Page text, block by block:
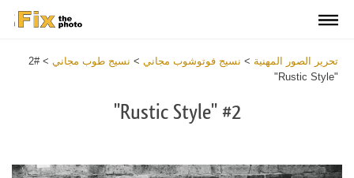
تحرير الصور المهنية > نسيج فوتوشوب مجاني > نسيج طوب مجاني >
#2
"Rustic Style"
#2 "Rustic Style"
Download